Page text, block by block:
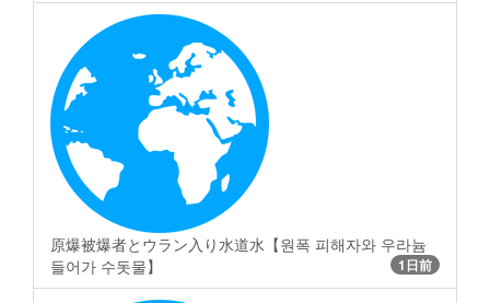
原爆被爆者とウラン入り水道水【원폭 피해자와 우라늄
들어가 수돗물】
1日前